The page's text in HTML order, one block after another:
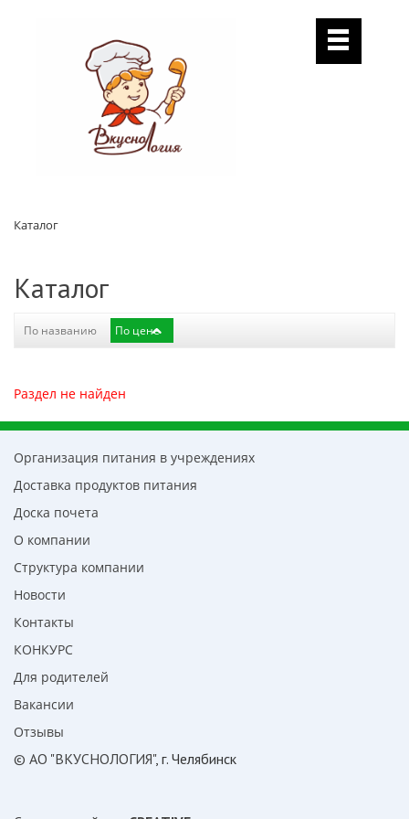
Каталог
Каталог
По названию По цене
Раздел не найден
Организация питания в учреждениях
Доставка продуктов питания
Доска почета
О компании
Структура компании
Новости
Контакты
КОНКУРС
Для родителей
Вакансии
Отзывы
© АО "ВКУСНОЛОГИЯ", г. Челябинск